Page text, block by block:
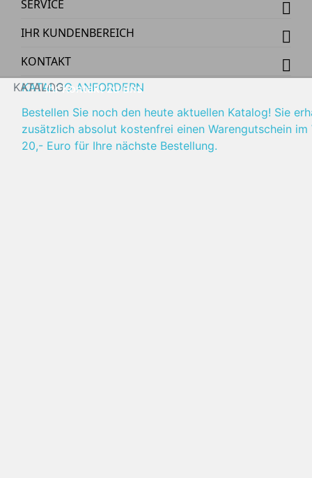
SERVICE
IHR KUNDENBEREICH
KONTAKT
KATALOG
KATALOG ANFORDERN
Bestellen Sie noch den heute aktuellen Katalog! Sie
zusätzlich absolut kostenfrei einen Warengutschein im
20,- Euro für Ihre nächste Bestellung.
Ihr Kontakt zu uns